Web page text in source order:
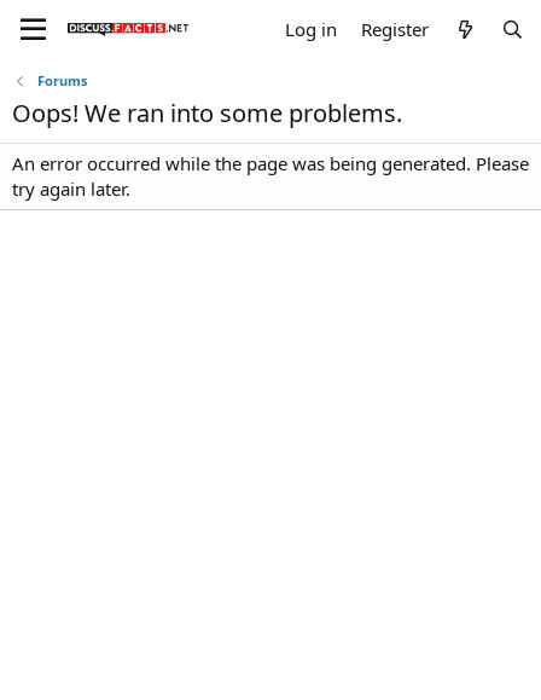
Log in Register
Forums
Oops! We ran into some problems.
An error occurred while the page was being generated. Please
try again later.